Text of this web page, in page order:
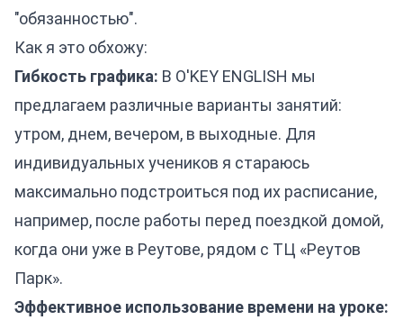
"обязанностью".
Как я это обхожу:
Гибкость графика: В O'KEY ENGLISH мы
предлагаем различные варианты занятий:
утром, днем, вечером, в выходные. Для
индивидуальных учеников я стараюсь
максимально подстроиться под их расписание,
например, после работы перед поездкой домой,
когда они уже в Реутове, рядом с ТЦ «Реутов
Парк».
Эффективное использование времени на уроке: